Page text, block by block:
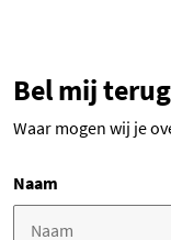
Bel mij terug
Waar mogen wij je
Naam